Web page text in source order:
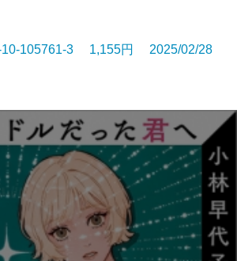
105761-3 1,155円 2025/02/28